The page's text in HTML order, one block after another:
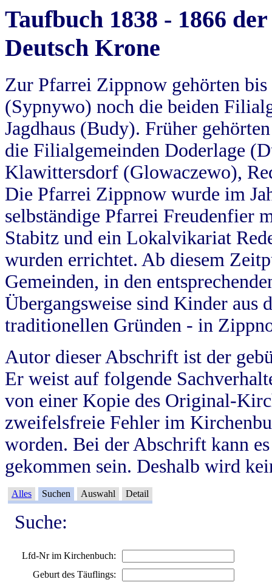
Taufbuch 1838 - 1866
Deutsch Krone
Zur Pfarrei Zippnow gehörten
(Sypnywo) noch die beiden
Jagdhaus (Budy). Früher
die Filialgemeinden Doderlage
Klawittersdorf (Glowaczewo),
Die Pfarrei Zippnow wurde im
selbständige Pfarrei Freudenfier
Stabitz und ein Lokalvikariat
wurden errichtet. Ab diesem
Gemeinden, in den
Übergangsweise sind Kinder aus
traditionellen Gründen - in
Autor dieser Abschrift ist der
Er weist auf folgende
von einer Kopie des Original-
zweifelsfreie Fehler im
worden. Bei der Abschrift kann
gekommen sein. Deshalb wird
Alles Suchen Auswahl Detail
Suche:
Lfd-Nr im Kirchenbuch:
Geburt des Täuflings: